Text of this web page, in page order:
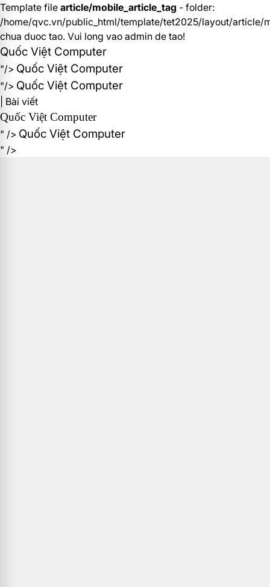
Template file article/mobile_article_tag - folder:
/home/qvc.vn/public_html/template/tet2025/layout/article/
chua duoc tao. Vui long vao admin de tao!
Quốc Việt Computer
"/> Quốc Việt Computer
"/> Quốc Việt Computer
| Bài viết
Quốc Việt Computer
" /> Quốc Việt Computer
" />